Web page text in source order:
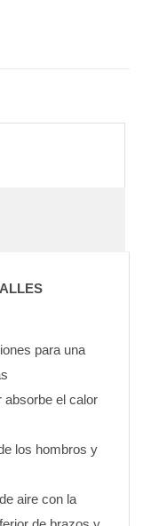
para una
absorbe el calor
los hombros y
aire con la